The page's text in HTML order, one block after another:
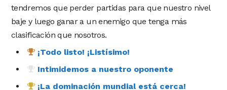
tendremos que perder partidas para que nuestro nivel
baje y luego ganar a un enemigo que tenga más
clasificación que nosotros.
¡Todo listo! ¡Listísimo!
Intimidemos a nuestro oponente
¡La dominación mundial está cerca!